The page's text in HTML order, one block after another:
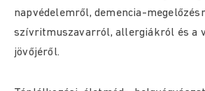
napvédelemről, demencia-
szívritmuszavarról, allergiákról és a
jövőjéről.